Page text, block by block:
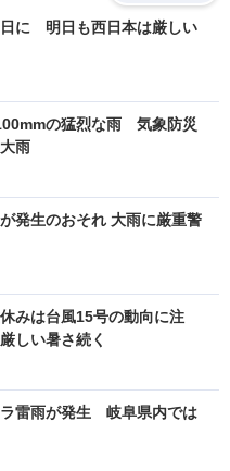
に 明日も西日本は厳しい
の猛烈な雨 気象防災
雨
発生のおそれ 大雨に厳重警
みは台風15号の動向に注
しい暑さ続く
雷雨が発生 岐阜県内では